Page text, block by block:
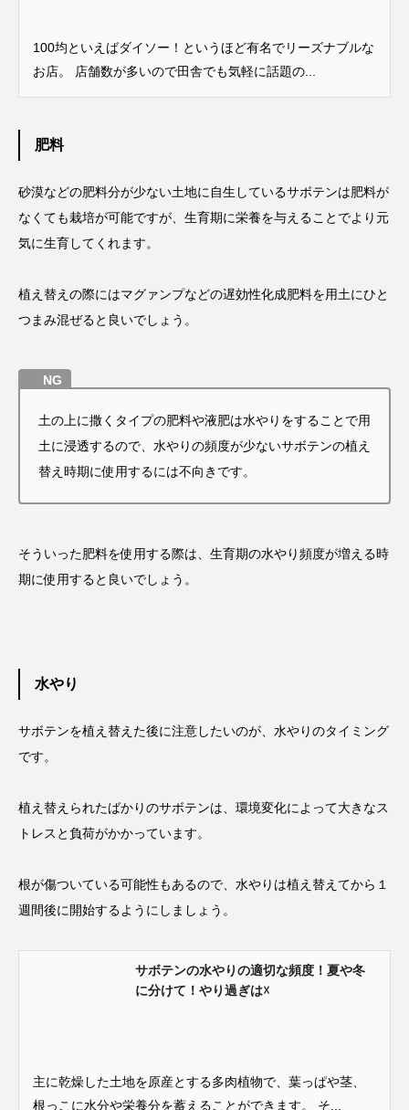
100均といえばダイソー！というほど有名でリーズナブルな
お店。 店舗数が多いので田舎でも気軽に話題の...
肥料
砂漠などの肥料分が少ない土地に自生しているサボテンは肥料が
なくても栽培が可能ですが、生育期に栄養を与えることでより元
気に生育してくれます。
植え替えの際にはマグァンプなどの遅効性化成肥料を用土にひと
つまみ混ぜると良いでしょう。
土の上に撒くタイプの肥料や液肥は水やりをすることで用
土に浸透するので、水やりの頻度が少ないサボテンの植え
替え時期に使用するには不向きです。
そういった肥料を使用する際は、生育期の水やり頻度が増える時
期に使用すると良いでしょう。
水やり
サボテンを植え替えた後に注意したいのが、水やりのタイミング
です。
植え替えられたばかりのサボテンは、環境変化によって大きなス
トレスと負荷がかかっています。
根が傷ついている可能性もあるので、水やりは植え替えてから１
週間後に開始するようにしましょう。
サボテンの水やりの適切な頻度！夏や冬
に分けて！やり過ぎは☓
主に乾燥した土地を原産とする多肉植物で、葉っぱや茎、
根っこに水分や栄養分を蓄えることができます。 そ...